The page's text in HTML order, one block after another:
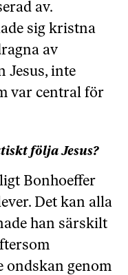
av.
sig kristna
av
Jesus, inte
var central för
följa Jesus?
Bonhoeffer
Det kan alla
han särskilt
ondskan genom